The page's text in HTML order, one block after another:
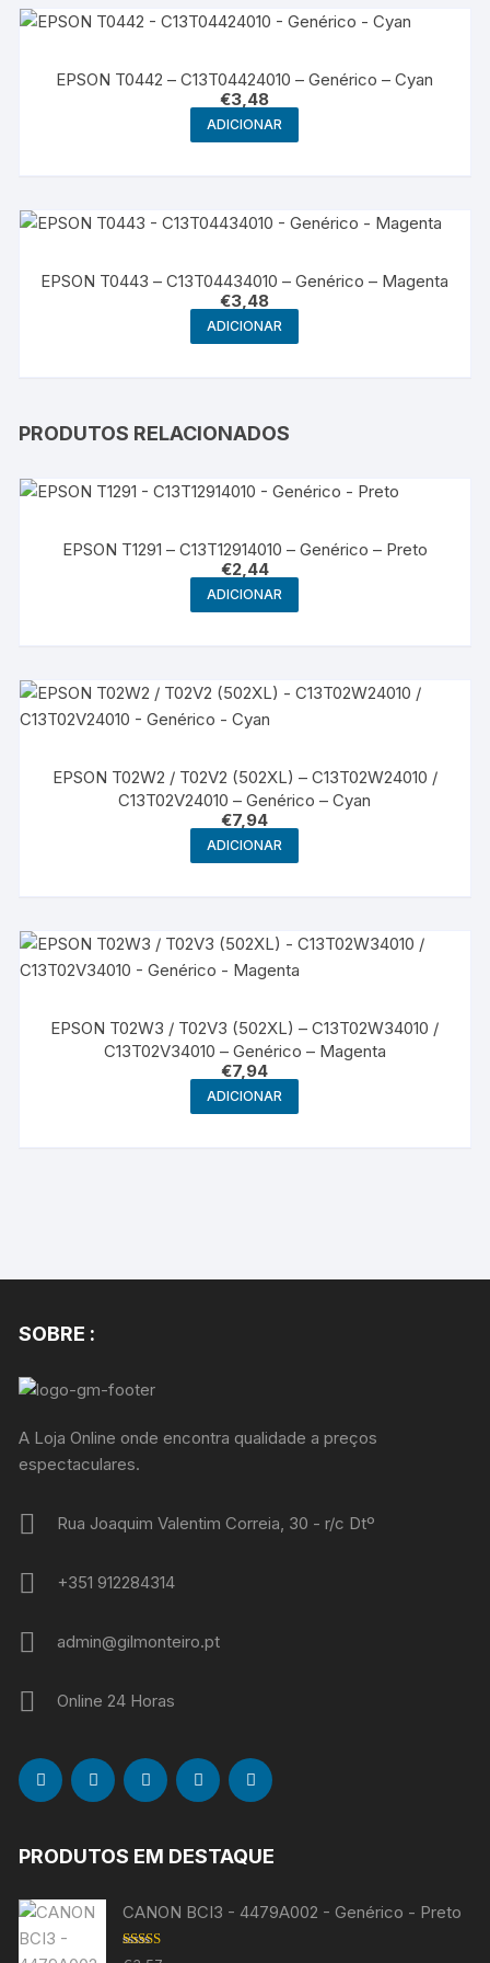
EPSON T0442 – C13T04424010 – Genérico – Cyan
€3,48
ADICIONAR
EPSON T0443 – C13T04434010 – Genérico – Magenta
€3,48
ADICIONAR
PRODUTOS RELACIONADOS
EPSON T1291 – C13T12914010 – Genérico – Preto
€2,44
ADICIONAR
EPSON T02W2 / T02V2 (502XL) – C13T02W24010 /
C13T02V24010 – Genérico – Cyan
€7,94
ADICIONAR
EPSON T02W3 / T02V3 (502XL) – C13T02W34010 /
C13T02V34010 – Genérico – Magenta
€7,94
ADICIONAR
SOBRE :
A Loja Online onde encontra qualidade a preços
espectaculares.
Rua Joaquim Valentim Correia, 30 - r/c Dtº
+351 912284314
admin@gilmonteiro.pt
Online 24 Horas
PRODUTOS EM DESTAQUE
CANON BCI3 - 4479A002 - Genérico - Preto
Avaliação